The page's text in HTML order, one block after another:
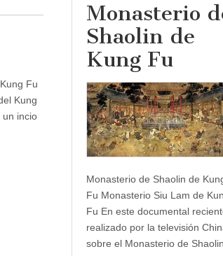
Fu
Kung
un incio
Monasterio
Shaolin de
Kung Fu
Monasterio de Shaolin de
Fu Monasterio Siu Lam de
Fu En este documental
realizado por la televisión
sobre el Monasterio de Shaolin